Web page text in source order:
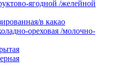
ягодной /желейной
в какао
ореховая /молочно-